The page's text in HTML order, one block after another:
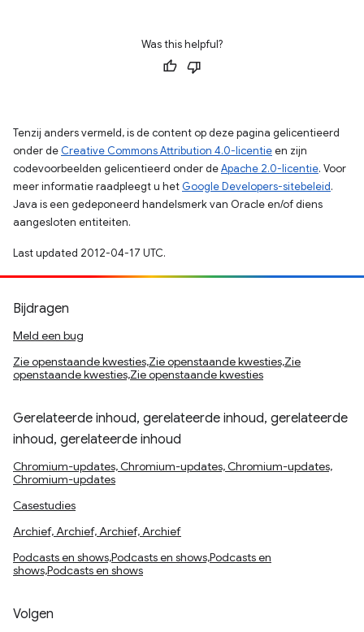
Was this helpful?
Tenzij anders vermeld, is de content op deze pagina gelicentieerd
onder de Creative Commons Attribution 4.0-licentieen zijn
codevoorbeelden gelicentieerd onder deApache 2.0-licentie. Voor
meer informatie raadpleegt u het Google Developers-sitebeleid.
Java is een gedeponeerd handelsmerk van Oracle en/of diens
aangesloten entiteiten.
Last updated 2012-04-17 UTC.
Bijdragen
Meld een bug
Zie openstaande kwesties,Zie openstaande kwesties,Zie
openstaande kwesties,Zie openstaande kwesties
Gerelateerde inhoud, gerelateerde inhoud, gerelateerde
inhoud, gerelateerde inhoud
Chromium-updates, Chromium-updates, Chromium-updates,
Chromium-updates
Casestudies
Archief, Archief, Archief, Archief
Podcasts en shows,Podcasts en shows,Podcasts en
shows,Podcasts en shows
Volgen